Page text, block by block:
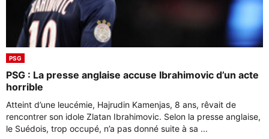
PSG
PSG : La presse anglaise accuse Ibrahimovic d’un acte
horrible
Atteint d’une leucémie, Hajrudin Kamenjas, 8 ans, rêvait de
rencontrer son idole Zlatan Ibrahimovic. Selon la presse anglaise,
le Suédois, trop occupé, n’a pas donné suite à sa ...